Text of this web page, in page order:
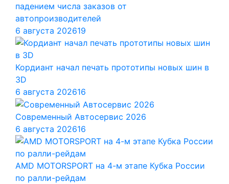
падением числа заказов от
автопроизводителей
6 августа 202619
Кордиант начал печать прототипы новых шин в
3D
6 августа 202616
Современный Автосервис 2026
6 августа 202616
AMD MOTORSPORT на 4-м этапе Кубка России
по ралли-рейдам